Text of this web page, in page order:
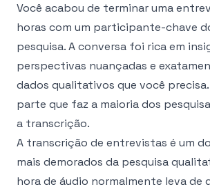
Você acabou de terminar uma
horas com um participante-chave
pesquisa. A conversa foi rica em
perspectivas nuançadas e
dados qualitativos que você
parte que faz a maioria dos
a transcrição.
A transcrição de entrevistas é um
mais demorados da pesquisa
hora de áudio normalmente leva de